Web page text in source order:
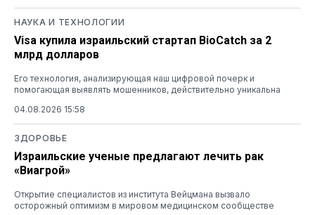
НАУКА И ТЕХНОЛОГИИ
Visa купила израильский стартап BioCatch за 2
млрд долларов
Его технология, анализирующая наш цифровой почерк и
помогающая выявлять мошенников, действительно уникальна
04.08.2026 15:58
ЗДОРОВЬЕ
Израильские ученые предлагают лечить рак
«Виагрой»
Открытие специалистов из института Вейцмана вызвало
осторожный оптимизм в мировом медицинском сообществе